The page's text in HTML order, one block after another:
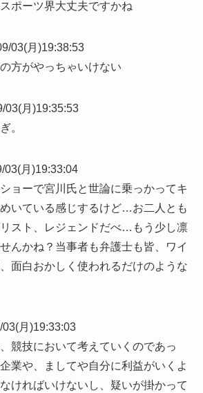
ポーツ界大丈夫ですかね
03(月)19:38:53
方がやっちゃいけない
03(月)19:35:53
。
03(月)19:33:04
ョーで宮川氏と世論に乗っかってキ
いている感じするけど…お二人とも
スト、レジェンドだべ…もう少し凛
んかね？当事者も弁護士も皆、ワイ
面白おかしく使われるだけのような
03(月)19:33:03
競技において考えていくのであっ
業や、ましてや自分に利益がいくよ
ければいけないし、疑いが掛かって